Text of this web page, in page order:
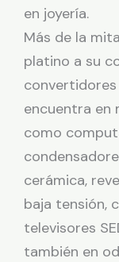
en joyería.
Más de la
platino a su
encuentra en
como
cerámica,
baja tensión,
televisores
también en